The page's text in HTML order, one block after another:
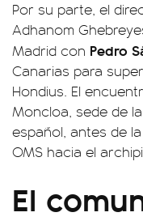
Por su parte, el
Adhanom
Madrid con Pedro
Canarias para
Hondius. El
Moncloa, sede de
español, antes de
OMS hacia el
El